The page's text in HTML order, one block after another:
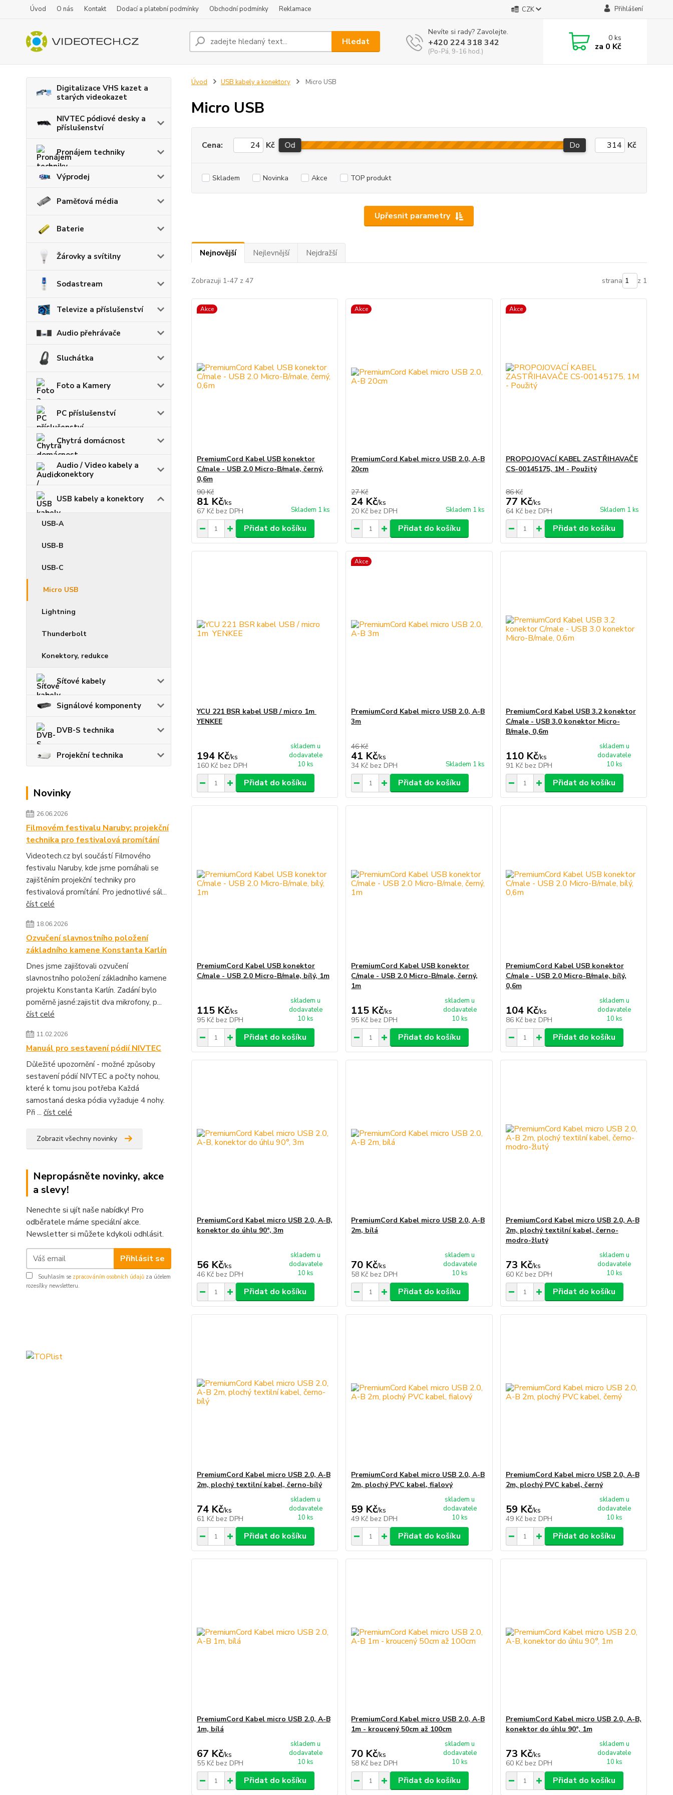
Úvod O nás Kontakt Dodací a platební podmínky Obchodní podmínky Reklamace CZK Přihlášení
Hledat
Nevíte si rady? Zavolejte.
+420 224 318 342
(Po-Pá, 9-16 hod.)
0ks
za 0 Kč
Digitalizace VHS kazet a
starých videokazet
NIVTEC pódiové desky a
příslušenství
Pronájem techniky
Výprodej
Paměťová média
Baterie
Žárovky a svítilny
Sodastream
Televize a příslušenství
Audio přehrávače
Sluchátka
Foto a Kamery
PC příslušenství
Chytrá domácnost
Audio / Video kabely a
konektory
USB kabely a konektory
USB-A
USB-B
USB-C
Micro USB
Lightning
Thunderbolt
Konektory, redukce
Síťové kabely
Signálové komponenty
DVB-S technika
Projekční technika
Novinky
26.06.2026
Filmovém festivalu Naruby: projekční
technika pro festivalová promítání
Videotech.cz byl součástí Filmového
festivalu Naruby, kde jsme pomáhali se
zajištěním projekční techniky pro
festivalová promítání. Pro jednotlivé sál...
číst celé
18.06.2026
Ozvučení slavnostního položení
základního kamene Konstanta Karlín
Dnes jsme zajišťovali ozvučení
slavnostního položení základního kamene
projektu Konstanta Karlín. Zadání bylo
poměrně jasné:zajistit dva mikrofony, p...
číst celé
11.02.2026
Manuál pro sestavení pódií NIVTEC
Důležité upozornění - možné způsoby
sestavení pódií NIVTEC a počty nohou,
které k tomu jsou potřeba Každá
samostaná deska pódia vyžaduje 4 nohy.
Při ... číst celé
Zobrazit všechny novinky
Nepropásněte novinky, akce
a slevy!
Nenechte si ujít naše nabídky! Pro
odběratele máme speciální akce.
Newsletter si můžete kdykoli odhlásit.
Přihlásit se
Souhlasím se zpracováním osobních údajů za účelem
rozesílky newsletteru.
Úvod USB kabely a konektory Micro USB
Micro USB
Upřesnit parametry
Cena: Kč Od Do Kč
Skladem Novinka Akce TOP produkt
Nejnovější Nejlevnější Nejdražší
Zobrazuji 1-47 z 47 strana z 1
Akce
PremiumCord Kabel USB konektor
C/male - USB 2.0 Micro-B/male, černý,
0,6m
90 Kč
81 Kč/ks
67 Kč bez DPH Skladem 1 ks
Přidat do košíku
Akce
PremiumCord Kabel micro USB 2.0, A-B
20cm
27 Kč
24 Kč/ks
20 Kč bez DPH Skladem 1 ks
Přidat do košíku
Akce
PROPOJOVACÍ KABEL ZASTŘIHAVAČE
CS-00145175, 1M - Použitý
86 Kč
77 Kč/ks
64 Kč bez DPH Skladem 1 ks
Přidat do košíku
YCU 221 BSR kabel USB / micro 1m
YENKEE
194 Kč/ks
160 Kč bez DPH
skladem u
dodavatele
10 ks
Přidat do košíku
Akce
PremiumCord Kabel micro USB 2.0, A-B
3m
46 Kč
41 Kč/ks
34 Kč bez DPH Skladem 1 ks
Přidat do košíku
PremiumCord Kabel USB 3.2 konektor
C/male - USB 3.0 konektor Micro-
B/male, 0,6m
110 Kč/ks
91 Kč bez DPH
skladem u
dodavatele
10 ks
Přidat do košíku
PremiumCord Kabel USB konektor
C/male - USB 2.0 Micro-B/male, bílý, 1m
115 Kč/ks
95 Kč bez DPH
skladem u
dodavatele
10 ks
Přidat do košíku
PremiumCord Kabel USB konektor
C/male - USB 2.0 Micro-B/male, černý,
1m
115 Kč/ks
95 Kč bez DPH
skladem u
dodavatele
10 ks
Přidat do košíku
PremiumCord Kabel USB konektor
C/male - USB 2.0 Micro-B/male, bílý,
0,6m
104 Kč/ks
86 Kč bez DPH
skladem u
dodavatele
10 ks
Přidat do košíku
PremiumCord Kabel micro USB 2.0, A-B,
konektor do úhlu 90°, 3m
56 Kč/ks
46 Kč bez DPH
skladem u
dodavatele
10 ks
Přidat do košíku
PremiumCord Kabel micro USB 2.0, A-B
2m, bílá
70 Kč/ks
58 Kč bez DPH
skladem u
dodavatele
10 ks
Přidat do košíku
PremiumCord Kabel micro USB 2.0, A-B
2m, plochý textilní kabel, černo-
modro-žlutý
73 Kč/ks
60 Kč bez DPH
skladem u
dodavatele
10 ks
Přidat do košíku
PremiumCord Kabel micro USB 2.0, A-B
2m, plochý textilní kabel, černo-bílý
74 Kč/ks
61 Kč bez DPH
skladem u
dodavatele
10 ks
Přidat do košíku
PremiumCord Kabel micro USB 2.0, A-B
2m, plochý PVC kabel, fialový
59 Kč/ks
49 Kč bez DPH
skladem u
dodavatele
10 ks
Přidat do košíku
PremiumCord Kabel micro USB 2.0, A-B
2m, plochý PVC kabel, černý
59 Kč/ks
49 Kč bez DPH
skladem u
dodavatele
10 ks
Přidat do košíku
PremiumCord Kabel micro USB 2.0, A-B
1m, bílá
67 Kč/ks
55 Kč bez DPH
skladem u
dodavatele
10 ks
Přidat do košíku
PremiumCord Kabel micro USB 2.0, A-B
1m - kroucený 50cm až 100cm
70 Kč/ks
58 Kč bez DPH
skladem u
dodavatele
10 ks
Přidat do košíku
PremiumCord Kabel micro USB 2.0, A-B,
konektor do úhlu 90°, 1m
73 Kč/ks
60 Kč bez DPH
skladem u
dodavatele
10 ks
Přidat do košíku